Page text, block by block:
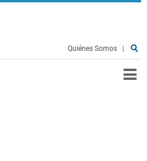
Quiénes Somos